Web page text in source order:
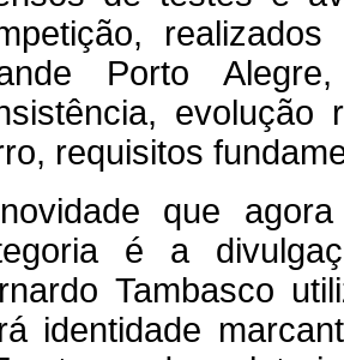
Porto
evolução
requisitos
que
é a
Tambasco
identidade